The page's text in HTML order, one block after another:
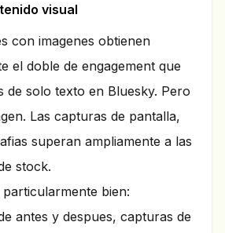
visual
con imagenes obtienen
el doble de engagement que
de solo texto en Bluesky. Pero
Las capturas de pantalla,
superan ampliamente a las
stock.
bien:
antes y despues, capturas de